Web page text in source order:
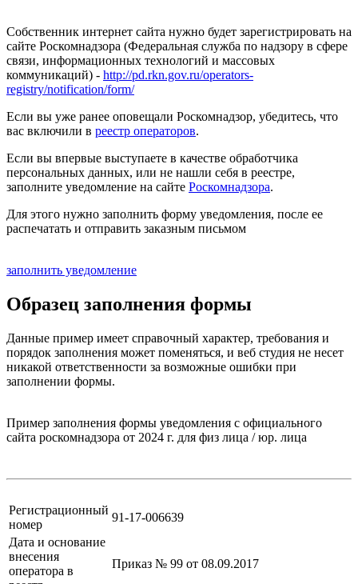
Собственник интернет сайта нужно будет зарегистрировать на
сайте Роскомнадзора (Федеральная служба по надзору в сфере
связи, информационных технологий и массовых
коммуникаций) - http://pd.rkn.gov.ru/operators-
registry/notification/form/
Если вы уже ранее оповещали Роскомнадзор, убедитесь, что
вас включили в реестр операторов.
Если вы впервые выступаете в качестве обработчика
персональных данных, или не нашли себя в реестре,
заполните уведомление на сайте Роскомнадзора.
Для этого нужно заполнить форму уведомления, после ее
распечатать и отправить заказным письмом
заполнить уведомление
Образец заполнения формы
Данные пример имеет справочный характер, требования и
порядок заполнения может поменяться, и веб студия не несет
никакой ответственности за возможные ошибки при
заполнении формы.
Пример заполнения формы уведомления с официального
сайта роскомнадзора от 2024 г. для физ лица / юр. лица
Регистрационный
номер
91-17-006639
Дата и основание
внесения
оператора в
Приказ № 99 от 08.09.2017